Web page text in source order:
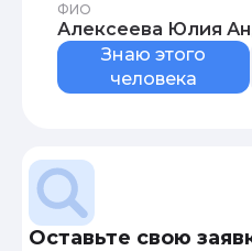
ФИО
Алексеева
Знаю этого
человека
Оставьте свою